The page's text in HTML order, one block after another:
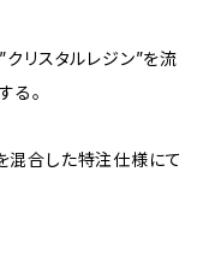
リスタルレジン”を流
る。
混合した特注仕様にて